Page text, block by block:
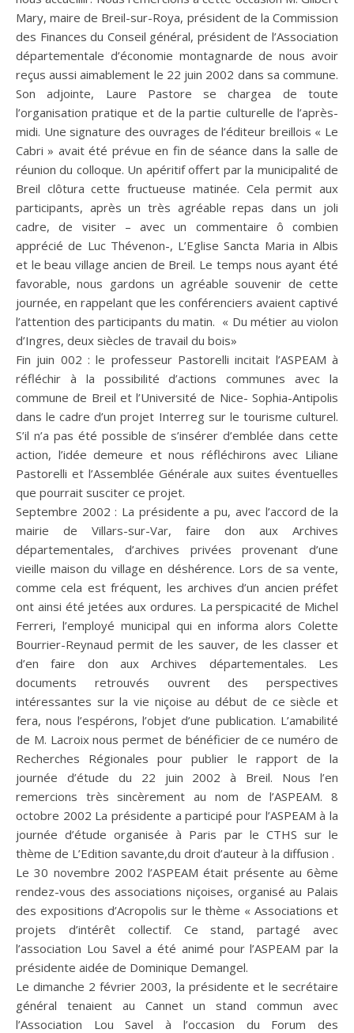
Mary, maire de Breil-sur-Roya, président de la Commission
des Finances du Conseil général, président de l’Association
départementale d’économie montagnarde de nous avoir
reçus aussi aimablement le 22 juin 2002 dans sa commune.
Son adjointe, Laure Pastore se chargea de toute
l’organisation pratique et de la partie culturelle de l’après-
midi. Une signature des ouvrages de l’éditeur breillois « Le
Cabri » avait été prévue en fin de séance dans la salle de
réunion du colloque. Un apéritif offert par la municipalité de
Breil clôtura cette fructueuse matinée. Cela permit aux
participants, après un très agréable repas dans un joli
cadre, de visiter – avec un commentaire ô combien
apprécié de Luc Thévenon-, L’Eglise Sancta Maria in Albis
et le beau village ancien de Breil. Le temps nous ayant été
favorable, nous gardons un agréable souvenir de cette
journée, en rappelant que les conférenciers avaient captivé
l’attention des participants du matin. « Du métier au violon
d’Ingres, deux siècles de travail du bois»
Fin juin 002 : le professeur Pastorelli incitait l’ASPEAM à
réfléchir à la possibilité d’actions communes avec la
commune de Breil et l’Université de Nice- Sophia-Antipolis
dans le cadre d’un projet Interreg sur le tourisme culturel.
S’il n’a pas été possible de s’insérer d’emblée dans cette
action, l’idée demeure et nous réfléchirons avec Liliane
Pastorelli et l’Assemblée Générale aux suites éventuelles
que pourrait susciter ce projet.
Septembre 2002 : La présidente a pu, avec l’accord de la
mairie de Villars-sur-Var, faire don aux Archives
départementales, d’archives privées provenant d’une
vieille maison du village en déshérence. Lors de sa vente,
comme cela est fréquent, les archives d’un ancien préfet
ont ainsi été jetées aux ordures. La perspicacité de Michel
Ferreri, l’employé municipal qui en informa alors Colette
Bourrier-Reynaud permit de les sauver, de les classer et
d’en faire don aux Archives départementales. Les
documents retrouvés ouvrent des perspectives
intéressantes sur la vie niçoise au début de ce siècle et
fera, nous l’espérons, l’objet d’une publication. L’amabilité
de M. Lacroix nous permet de bénéficier de ce numéro de
Recherches Régionales pour publier le rapport de la
journée d’étude du 22 juin 2002 à Breil. Nous l’en
remercions très sincèrement au nom de l’ASPEAM. 8
octobre 2002 La présidente a participé pour l’ASPEAM à la
journée d’étude organisée à Paris par le CTHS sur le
thème de L’Edition savante,du droit d’auteur à la diffusion .
Le 30 novembre 2002 l’ASPEAM était présente au 6ème
rendez-vous des associations niçoises, organisé au Palais
des expositions d’Acropolis sur le thème « Associations et
projets d’intérêt collectif. Ce stand, partagé avec
l’association Lou Savel a été animé pour l’ASPEAM par la
présidente aidée de Dominique Demangel.
Le dimanche 2 février 2003, la présidente et le secrétaire
général tenaient au Cannet un stand commun avec
l’Association Lou Savel à l’occasion du Forum des